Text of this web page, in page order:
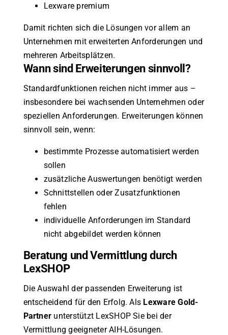
Lexware premium
Damit richten sich die Lösungen vor allem an
Unternehmen mit erweiterten Anforderungen und
mehreren Arbeitsplätzen.
Wann sind Erweiterungen sinnvoll?
Standardfunktionen reichen nicht immer aus –
insbesondere bei wachsenden Unternehmen oder
speziellen Anforderungen. Erweiterungen können
sinnvoll sein, wenn:
bestimmte Prozesse automatisiert werden
sollen
zusätzliche Auswertungen benötigt werden
Schnittstellen oder Zusatzfunktionen
fehlen
individuelle Anforderungen im Standard
nicht abgebildet werden können
Beratung und Vermittlung durch
LexSHOP
Die Auswahl der passenden Erweiterung ist
entscheidend für den Erfolg. Als Lexware Gold-
Partner unterstützt LexSHOP Sie bei der
Vermittlung geeigneter AIH-Lösungen.